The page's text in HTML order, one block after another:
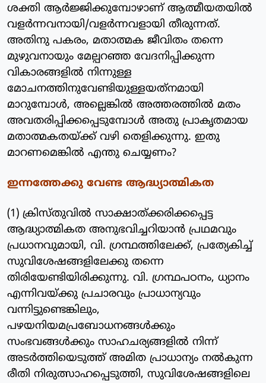
ശക്തി ആര്‍ജ്ജിക്കുമ്പോഴാണ് ആത്മീയതയില്‍
വളര്‍ന്നവനായി/വളര്‍ന്നവളായി തീരുന്നത്.
അതിനു പകരം, മതാത്മക ജീവിതം തന്നെ
മുഴുവനായും മേല്പറഞ്ഞ വേദനിപ്പിക്കുന്ന
വികാരങ്ങളില്‍ നിന്നുള്ള
മോചനത്തിനുവേണ്ടിയുള്ളയത്‌നമായി
മാറുമ്പോള്‍, അല്ലെങ്കില്‍ അത്തരത്തില്‍ മതം
അവതരിപ്പിക്കപ്പെടുമ്പോള്‍ അതു പ്രാകൃതമായ
മതാത്മകതയ്ക്ക് വഴി തെളിക്കുന്നു. ഇതു
മാറണമെങ്കില്‍ എന്തു ചെയ്യണം?
ഇന്നത്തേക്കു വേണ്ട ആദ്ധ്യാത്മികത
(1) ക്രിസ്തുവില്‍ സാക്ഷാത്ക്കരിക്കപ്പെട്ട
ആദ്ധ്യാത്മികത അനുഭവിച്ചറിയാന്‍ പ്രഥമവും
പ്രധാനവുമായി, വി. ഗ്രന്ഥത്തിലേക്ക്, പ്രത്യേകിച്ച്
സുവിശേഷങ്ങളിലേക്കു തന്നെ
തിരിയേണ്ടിയിരിക്കുന്നു. വി. ഗ്രന്ഥപഠനം, ധ്യാനം
എന്നിവയ്ക്കു പ്രചാരവും പ്രാധാന്യവും
വന്നിട്ടുണ്ടെങ്കിലും,
പഴയനിയമപ്രബോധനങ്ങള്‍ക്കും
സംഭവങ്ങള്‍ക്കും സാഹചര്യങ്ങളില്‍ നിന്ന്
അടര്‍ത്തിയെടുത്ത് അമിത പ്രാധാന്യം നല്‍കുന്ന
രീതി നിരുത്സാഹപ്പെടുത്തി, സുവിശേഷങ്ങളിലെ